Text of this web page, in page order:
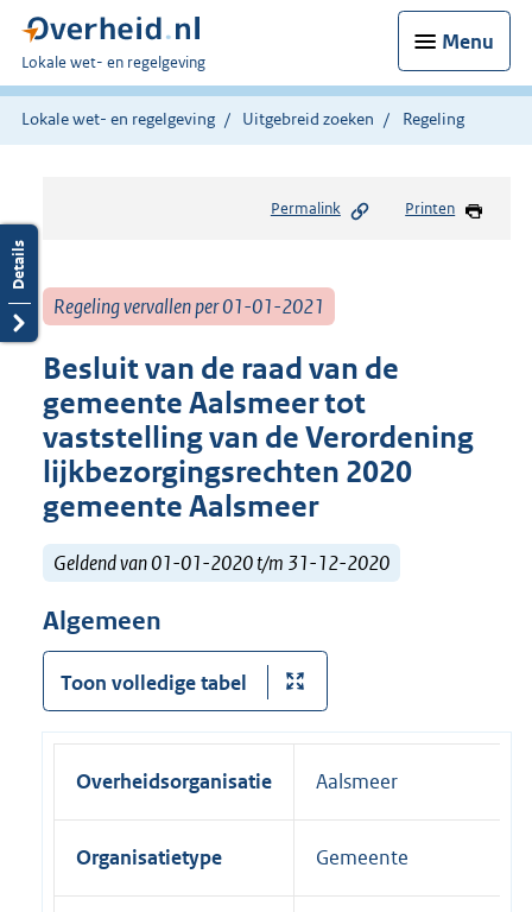
Menu
U
bent
hier:
Lokale wet- en regelgeving
Lokale wet- en regelgeving Uitgebreid zoeken Regeling
Permalink Printen
Regeling vervallen per 01-01-2021
Besluit van de raad van de
gemeente Aalsmeer tot
vaststelling van de Verordening
lijkbezorgingsrechten 2020
gemeente Aalsmeer
Geldend van 01-01-2020 t/m 31-12-2020
Algemeen
Toon volledige tabel
Overheidsorganisatie Aalsmeer
Organisatietype Gemeente